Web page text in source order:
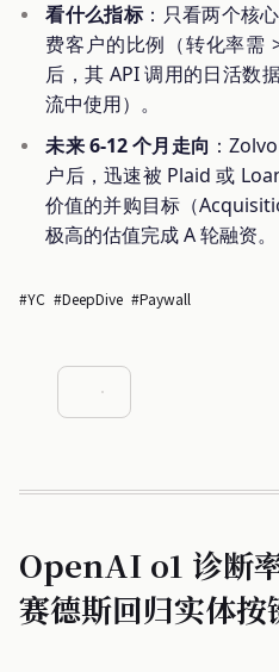
看什么指标：只看两个核
费客户的比例（转化率需
后，其 API 调用的日活数
流中使用）。
未来 6-12 个月走向 ：
户后，迅速被 Plaid 或
价值的并购目标（
极高的估值完成 A 轮融资。
#YC #DeepDive #Paywall
OpenAI o1 诊断
赛德斯回归实体